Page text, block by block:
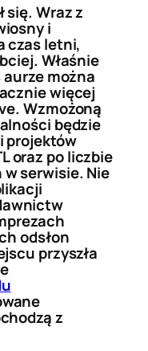
się. Wraz z
i
czas letni,
Właśnie
można
więcej
Wzmożoną
będzie
projektów
oraz po liczbie
serwisie. Nie
odsłon
przyszła
z